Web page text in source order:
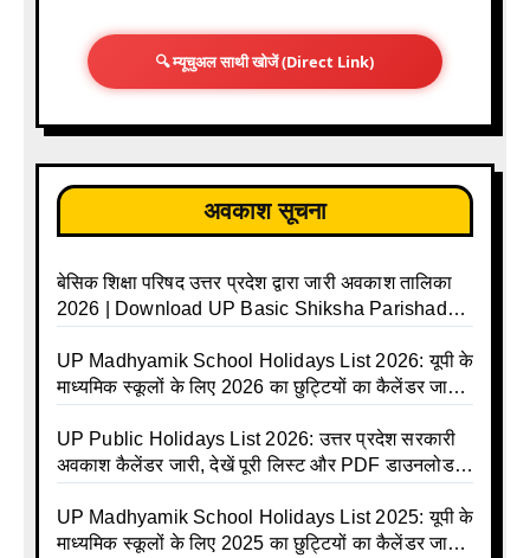
🔍 म्यूचुअल साथी खोजें (Direct Link)
अवकाश सूचना
बेसिक शिक्षा परिषद उत्तर प्रदेश द्वारा जारी अवकाश तालिका
2026 | Download UP Basic Shiksha Parishad
Basic School Avkash Talika UP 2026 | UP Basic
Shiksha Parishad Avkash Talika 2026 | UP
Calendar List 2026
UP Madhyamik School Holidays List 2026: यूपी के
माध्यमिक स्कूलों के लिए 2026 का छुट्टियों का कैलेंडर जारी |
UP Madhyamik Avkash Talika 2026 | UP
Madhyamik School avkash suchi | UP
Holiday Calendar | Madhyamik School Holidays
List 2026
UP Public Holidays List 2026: उत्तर प्रदेश सरकारी
अवकाश कैलेंडर जारी, देखें पूरी लिस्ट और PDF डाउनलोड
talika | Sarkari Avkash Talika | Up Holidays List |
Holidays Calendar
UP Madhyamik School Holidays List 2025: यूपी के
माध्यमिक स्कूलों के लिए 2025 का छुट्टियों का कैलेंडर जारी |